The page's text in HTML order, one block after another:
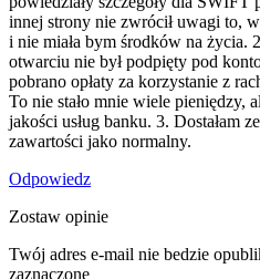
innej strony nie zwrócił uwagi to,
i nie miała bym środków na życia.
otwarciu nie był podpięty pod
pobrano opłaty za korzystanie z
To nie stało mnie wiele pieniędzy,
jakości usług banku. 3. Dostałam
zawartości jako normalny.
Odpowiedz
Zostaw opinie
Twój adres e-mail nie bedzie
zaznaczone